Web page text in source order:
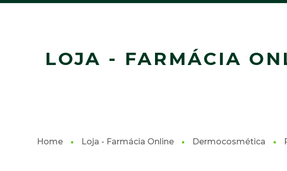
LOJA - FARMÁCIA
Home Loja - Farmácia Online Dermocosmética